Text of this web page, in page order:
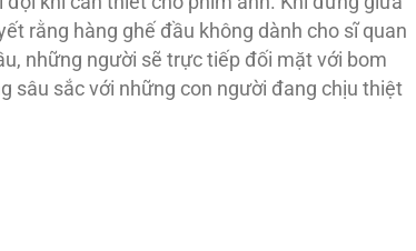
rằng hàng ghế đầu không dành cho sĩ quan
những người sẽ trực tiếp đối mặt với bom
sâu sắc với những con người đang chịu thiệt